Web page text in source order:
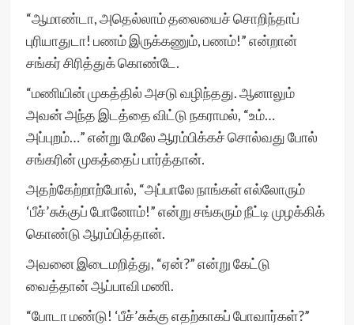
“ஆமாண்டா, அதெல்லாம் தலையைச் சொறிந்தாப்
புரியாதுடா! பணம் இருக்கணும், பணம்!” என்றான்
சங்கர் சிரித்துக் கொண்டே.
“மணியின் முகத்தில் அசடு வழிந்தது. ஆனாலும்
அவன் அந்த இடத்தை விட்டு நகராமல், “உம்…
அப்புறம்…” என்று மேலே ஆரம்பிக்கச் சொல்வது போல்
சங்கரின் முகத்தைப் பார்த்தான்.
அதற்கேற்றாற்போல், “அப்பாலே நாங்கள் எல்லோரும்
‘பீச்’சுக்குப் போனோம்!” என்று சங்கரும் நீட்டி முழக்கிக்
கொண்டு ஆரம்பித்தான்.
அவனை இடைமறித்து, “ஏன்?” என்று கேட்டு
வைத்தான் ஆப்பாவி மணி.
“போடா மண்டு! ‘பீச்’சுக்கு எதற்காகப் போவார்கள்?”